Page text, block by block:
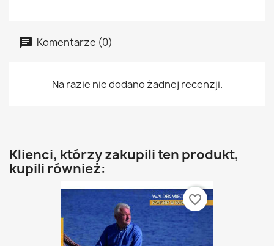
Komentarze (0)
Na razie nie dodano żadnej recenzji.
Klienci, którzy zakupili ten produkt,
kupili również:
favorite_border